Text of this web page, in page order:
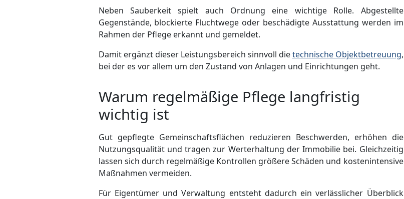
Neben Sauberkeit spielt auch Ordnung eine wichtige Rolle. Abgestellte
Gegenstände, blockierte Fluchtwege oder beschädigte Ausstattung werden im
Rahmen der Pflege erkannt und gemeldet.
Damit ergänzt dieser Leistungsbereich sinnvoll dietechnische Objektbetreuung,
bei der es vor allem um den Zustand von Anlagen und Einrichtungen geht.
Warum regelmäßige Pflege langfristig
wichtig ist
Gut gepflegte Gemeinschaftsflächen reduzieren Beschwerden, erhöhen die
Nutzungsqualität und tragen zur Werterhaltung der Immobilie bei. Gleichzeitig
lassen sich durch regelmäßige Kontrollen größere Schäden und kostenintensive
Maßnahmen vermeiden.
Für Eigentümer und Verwaltung entsteht dadurch ein verlässlicher Überblick